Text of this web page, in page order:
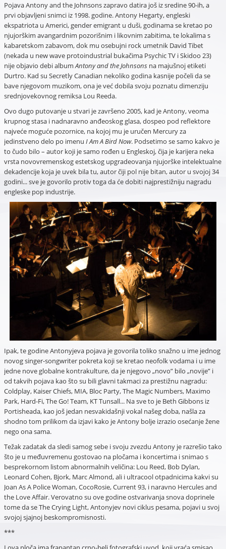
Pojava Antony and the Johnsons zapravo datira još iz sredine 90-ih, a
prvi objavljeni snimci iz 1998. godine. Antony Hegarty, engleski
ekspatriota u Americi, gender emigrant u duši, godinama se kretao po
njujorškim avangardnim pozorišnim i likovnim zabitima, te lokalima s
kabaretskom zabavom, dok mu osebujni rock umetnik David Tibet
(nekada u new wave protoindustrial bukačima Psychic TV i Skidoo 23)
nije objavio debi albumAntony and the Johnsonsna majušnoj etiketi
Durtro. Kad su Secretly Canadian nekoliko godina kasnije počeli da se
bave njegovom muzikom, ona je već dobila svoju poznatu dimenziju
srednjovekovnog remiksa Lou Reeda.
Ovo dugo putovanje u stvari je završeno 2005, kad je Antony, veoma
krupnog stasa i nadnaravno anđeoskog glasa, dospeo pod reflektore
najveće moguće pozornice, na kojoj mu je uručen Mercury za
jedinstveno delo po imenu I Am A Bird Now. Podsetimo se samo kakvo je
to čudo bilo – autor koji je samo rođen u Engleskoj, čija je karijera neka
vrsta novovremenskog estetskog upgradeovanja njujorške intelektualne
dekadencije koja je uvek bila tu, autor čiji pol nije bitan, autor u svojoj 34
godini... sve je govorilo protiv toga da će dobiti najprestižniju nagradu
engleske pop industrije.
Ipak, te godine Antonyjeva pojava je govorila toliko snažno u ime jednog
novog singer-songwriter pokreta koji se kretao neofolk vodama i u ime
jedne nove globalne kontrakulture, da je njegovo „novo” bilo „novije” i
od takvih pojava kao što su bili glavni takmaci za prestižnu nagradu:
Coldplay, Kaiser Chiefs, MIA, Bloc Party, The Magic Numbers, Maximo
Park, Hard-Fi, The Go! Team, KT Tunsall... Na sve to je Beth Gibbons iz
Portisheada, kao još jedan nesvakidašnji vokal našeg doba, našla za
shodno tom prilikom da izjavi kako je Antony bolje izrazio osećanje žene
nego ona sama.
Težak zadatak da sledi samog sebe i svoju zvezdu Antony je razrešio tako
što je u međuvremenu gostovao na pločama i koncertima i snimao s
besprekornom listom abnormalnih veličina: Lou Reed, Bob Dylan,
Leonard Cohen, Bjork, Marc Almond, ali i ultracool otpadnicima kakvi su
Joan As A Police Woman, CocoRosie, Current 93, i naravno Hercules and
the Love Affair. Verovatno su ove godine ostvarivanja snova doprinele
tome da se The Crying Light, Antonyjev novi ciklus pesama, pojavi u svoj
svojoj sjajnoj beskompromisnosti.
***